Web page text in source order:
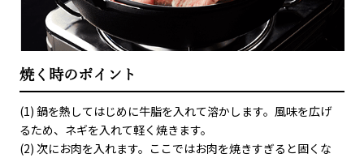
焼く時のポイント
(1) 鍋を熱してはじめに牛脂を入れて溶かします。風味を広げ
るため、ネギを入れて軽く焼きます。
(2) 次にお肉を入れます。ここではお肉を焼きすぎると固くな